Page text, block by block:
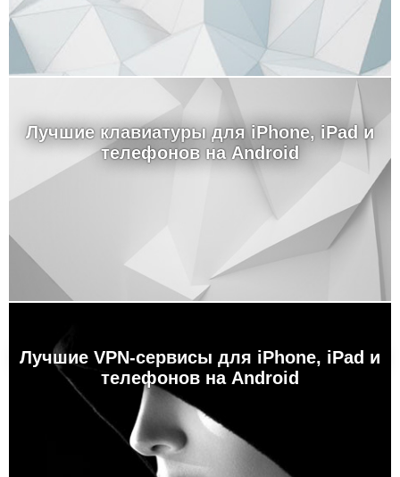
Лучшие клавиатуры для iPhone, iPad и
телефонов на Android
Лучшие VPN-сервисы для iPhone, iPad и
телефонов на Android